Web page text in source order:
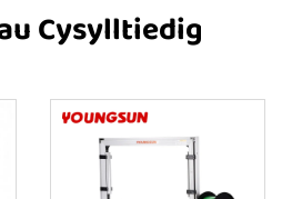
Cysylltiedig